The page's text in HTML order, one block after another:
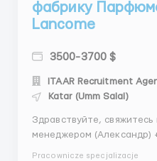
фабрику
Lancome
3500-3700 $
ITAAR Recruitment
Katar (Umm Salal)
Здравствуйте,
менеджером (Александр)
Pracownicze specjalizacje